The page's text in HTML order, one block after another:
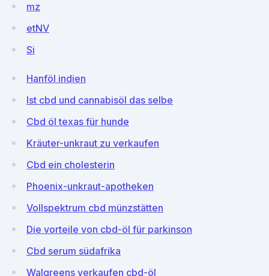
mz
etNV
Si
Hanföl indien
Ist cbd und cannabisöl das selbe
Cbd öl texas für hunde
Kräuter-unkraut zu verkaufen
Cbd ein cholesterin
Phoenix-unkraut-apotheken
Vollspektrum cbd münzstätten
Die vorteile von cbd-öl für parkinson
Cbd serum südafrika
Walgreens verkaufen cbd-öl